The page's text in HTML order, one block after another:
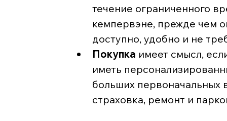
течение ограниченного
кемпервэне, прежде чем
доступно, удобно и не
Покупка имеет смысл,
иметь
больших первоначальных
страховка, ремонт и